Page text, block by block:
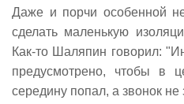
Даже и порчи особенной
сделать маленькую
Как-то Шаляпин говорил:
предусмотрено, чтобы в
середину попал, а звонок не